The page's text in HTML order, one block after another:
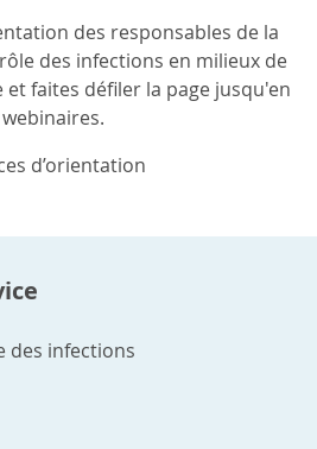
des responsables de la
des infections en milieux de
faites défiler la page jusqu'en
d’orientation
des infections